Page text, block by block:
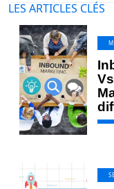
LES ARTICLES CLÉS